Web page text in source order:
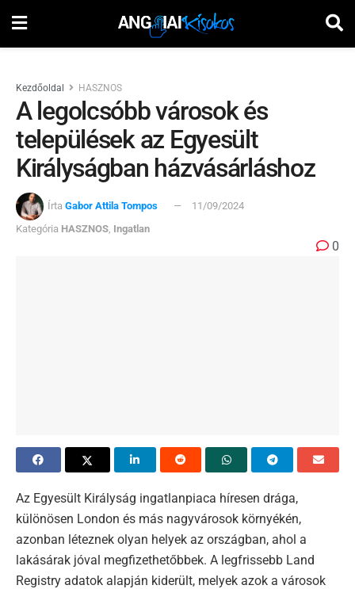
Kezdőoldal HASZNOS
A legolcsóbb városok és
települések az Egyesült
Királyságban házvásárláshoz
Írta Gabor Attila Tompos
11/09/2024
Kategória HASZNOS Ingatlan
0
Az Egyesült Királyság ingatlanpiaca híresen drága,
különösen London és más nagyvárosok környékén,
azonban léteznek olyan helyek az országban, ahol a
lakásárak jóval megfizethetőbbek. A legfrissebb Land
Registry adatok alapján kiderült, melyek azok a városok